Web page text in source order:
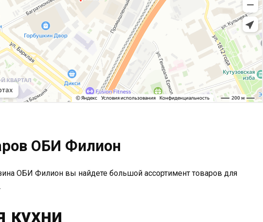
ОБИ Филион
ОБИ Филион вы найдете большой ассортимент товаров для
кухни